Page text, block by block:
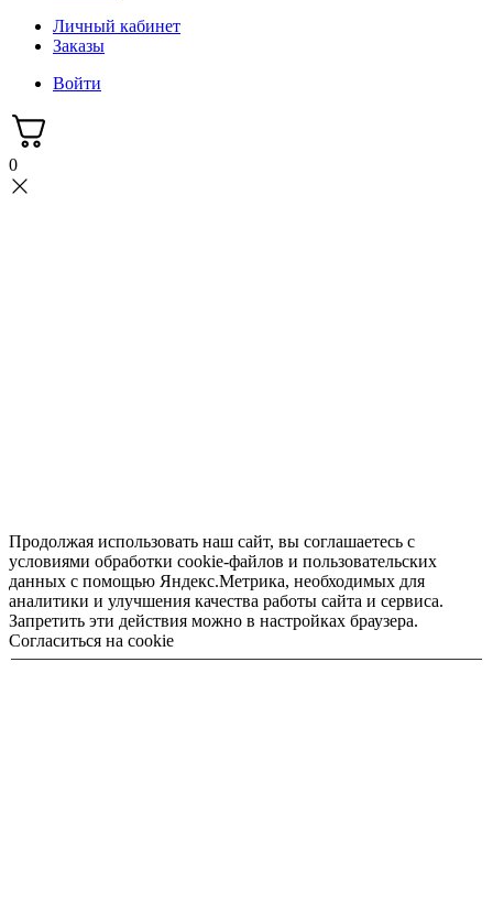
Личный кабинет
Заказы
Войти
0
Продолжая использовать наш сайт, вы соглашаетесь с
условиями обработки cookie-файлов и пользовательских
данных с помощью Яндекс.Метрика, необходимых для
аналитики и улучшения качества работы сайта и сервиса.
Запретить эти действия можно в настройках браузера.
Согласиться на cookie